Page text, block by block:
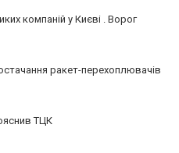
компаній у Києві . Ворог
ракет-перехоплювачів
ТЦК